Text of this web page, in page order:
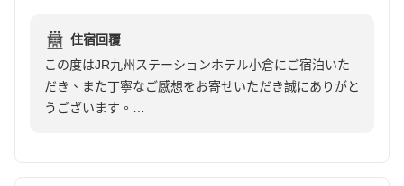
テルでした。バスルームも普通に入浴できちゃうバスタブ
で、部屋で居心地良過ぎて時間が過ぎてしまうくらいです。
眺めも良く良い気分転換になりました。
今度は併設のお店の食事が美味しそうだったのでそこにも行
住宿回覆
この度はJR九州ステーションホテル小倉にご宿泊いた
だき、また丁寧なご感想をお寄せいただき誠にありがと
うございます。